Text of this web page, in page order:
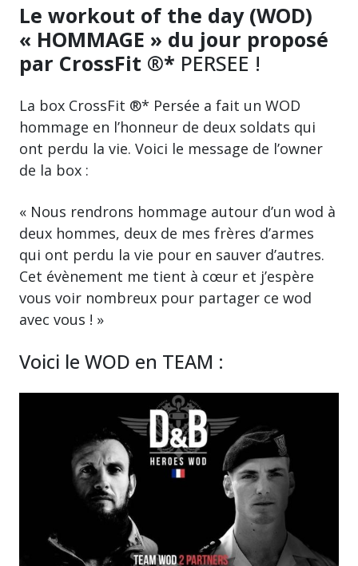
Le workout of the day (WOD)
« HOMMAGE » du jour proposé
par CrossFit ®* PERSEE !
La box CrossFit ®* Persée a fait un WOD
hommage en l’honneur de deux soldats qui
ont perdu la vie. Voici le message de l’owner
de la box :
« Nous rendrons hommage autour d’un wod à
deux hommes, deux de mes frères d’armes
qui ont perdu la vie pour en sauver d’autres.
Cet évènement me tient à cœur et j’espère
vous voir nombreux pour partager ce wod
avec vous ! »
Voici le WOD en TEAM :